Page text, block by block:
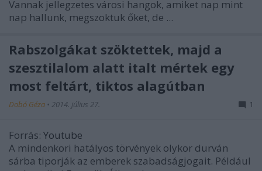
Vannak jellegzetes városi hangok, amiket nap mint
nap hallunk, megszoktuk őket, de ...
Rabszolgákat szöktettek, majd a
szesztilalom alatt italt mértek egy
most feltárt, tiktos alagútban
Dobó Géza • 2014. július 27. 1
Forrás: Youtube
A mindenkori hatályos törvények olykor durván
sárba tiporják az emberek szabadságjogait. Például